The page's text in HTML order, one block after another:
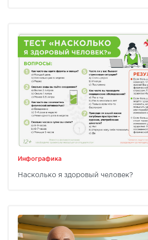
Инфографика
Насколько я здоровый человек?